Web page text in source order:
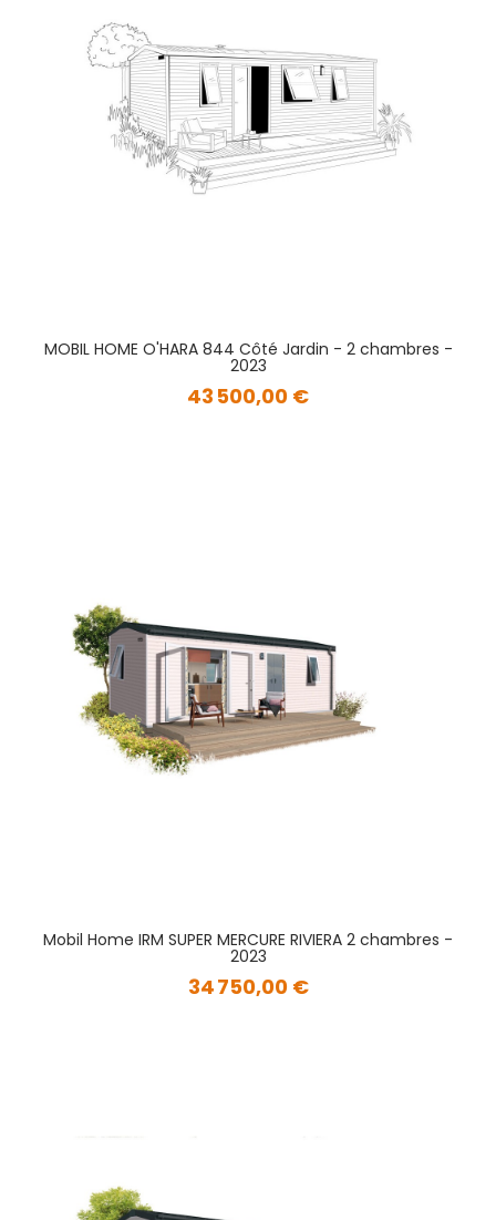
MOBIL HOME O'HARA 844 Côté Jardin - 2 chambres -
2023
43 500,00 €
Mobil Home IRM SUPER MERCURE RIVIERA 2 chambres -
2023
34 750,00 €